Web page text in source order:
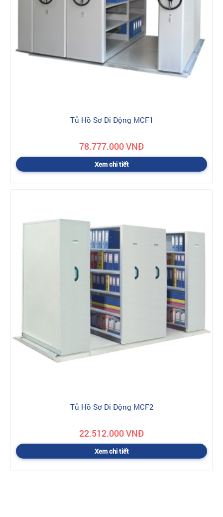
Tủ Hồ Sơ Di Động MCF1
78.777.000 VNĐ
Xem chi tiết
Tủ Hồ Sơ Di Động MCF2
22.512.000 VNĐ
Xem chi tiết